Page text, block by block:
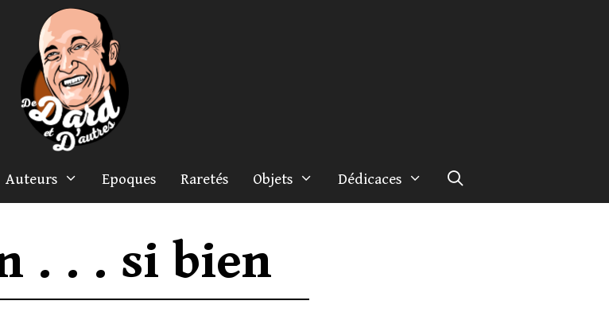
Auteurs Epoques Raretés Objets Dédicaces
. . . si bien